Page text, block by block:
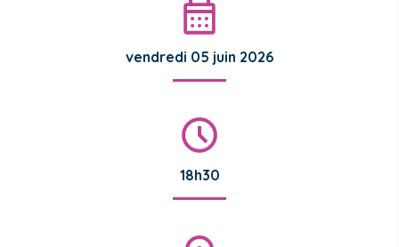
vendredi 05 juin 2026
18h30